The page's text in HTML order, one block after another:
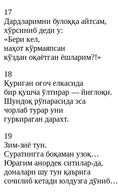
17
Дардларимни булоққа айтсам,
хўрсиниб деди у:
«Бери кел,
наҳот кўрмаяпсан
кўздан оқаётган ёшларим?!»
18
Қуриган оғоч елкасида
бир қушча ўлтирар — йиғлоқи.
Шундоқ рўпарасида эса
чорлаб турар уни
гуркираган дарахт.
19
Зим-зиё тун.
Суратингга боқаман узоқ…
Юрагим анордек ситилар-да,
доналари шу тун қаърига
сочилиб кетади юлдузга дўниб…